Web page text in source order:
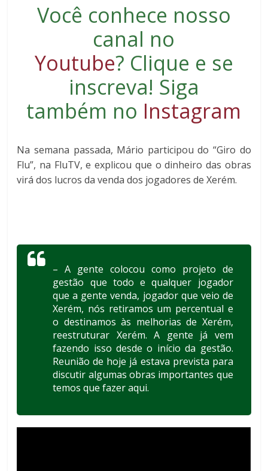
Você conhece nosso
canal no
Youtube? Clique e se
inscreva! Siga
também no Instagram
Na semana passada, Mário participou do “Giro do
Flu”, na FluTV, e explicou que o dinheiro das obras
virá dos lucros da venda dos jogadores de Xerém.
– A gente colocou como projeto de
gestão que todo e qualquer jogador
que a gente venda, jogador que veio de
Xerém, nós retiramos um percentual e
o destinamos às melhorias de Xerém,
reestruturar Xerém. A gente já vem
fazendo isso desde o início da gestão.
Reunião de hoje já estava prevista para
discutir algumas obras importantes que
temos que fazer aqui.